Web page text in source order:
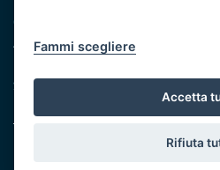
Cookie e privacy
Atti di notifica
Servizi Intranet
© Regione
Fammi scegliere
Accetta
Rifiuta